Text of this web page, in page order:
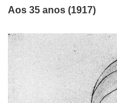
Aos 35 anos (1917)